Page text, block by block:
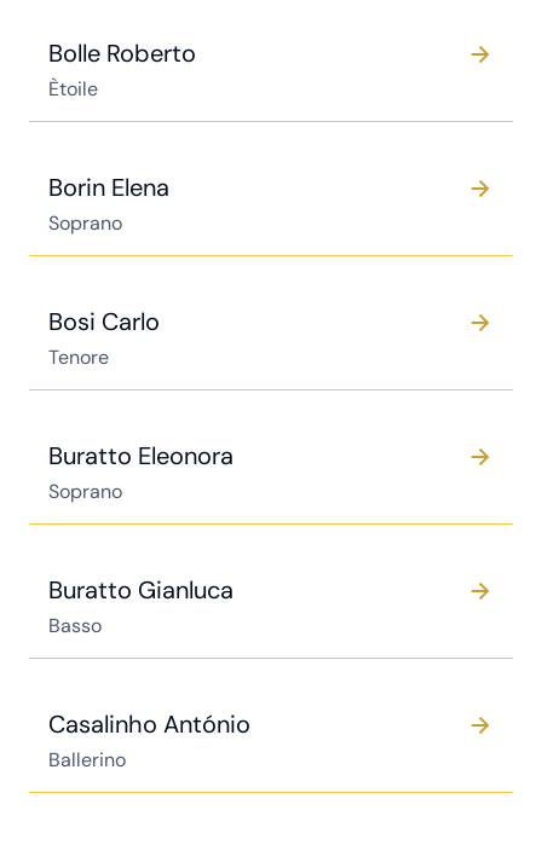
Bolle Roberto
Ètoile
Borin Elena
Soprano
Bosi Carlo
Tenore
Buratto Eleonora
Soprano
Buratto Gianluca
Basso
Casalinho António
Ballerino